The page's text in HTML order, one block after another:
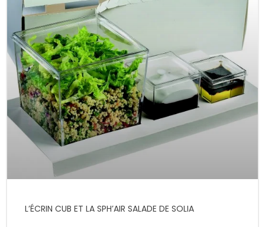
L’ÉCRIN CUB ET LA SPH’AIR SALADE DE SOLIA